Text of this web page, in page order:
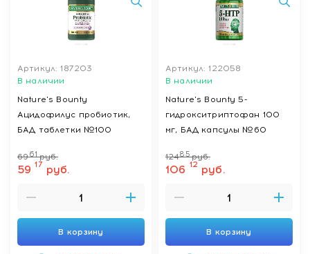
Артикул: 187203
В наличии
Nature's Bounty
Ацидофилус пробиотик,
БАД таблетки №100
6961 руб.
59 17 руб.
В корзину
Артикул: 122058
В наличии
Nature's Bounty 5-
гидрокситриптофан 100
мг, БАД капсулы №60
12485 руб.
106 12 руб.
В корзину